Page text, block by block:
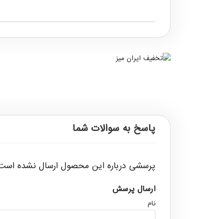
پاسخ به سوالات شما
پرسشی درباره این محصول ارسال نشده
ارسال پرسش
نام